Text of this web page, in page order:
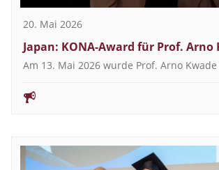
20. Mai 2026
Japan: KONA-Award für Prof. Arno
Am 13. Mai 2026 wurde Prof. Arno